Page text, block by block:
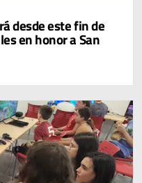
desde este fin de
en honor a San